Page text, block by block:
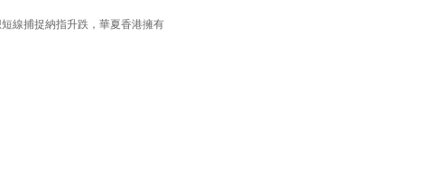
線捕捉納指升跌，華夏香港擁有